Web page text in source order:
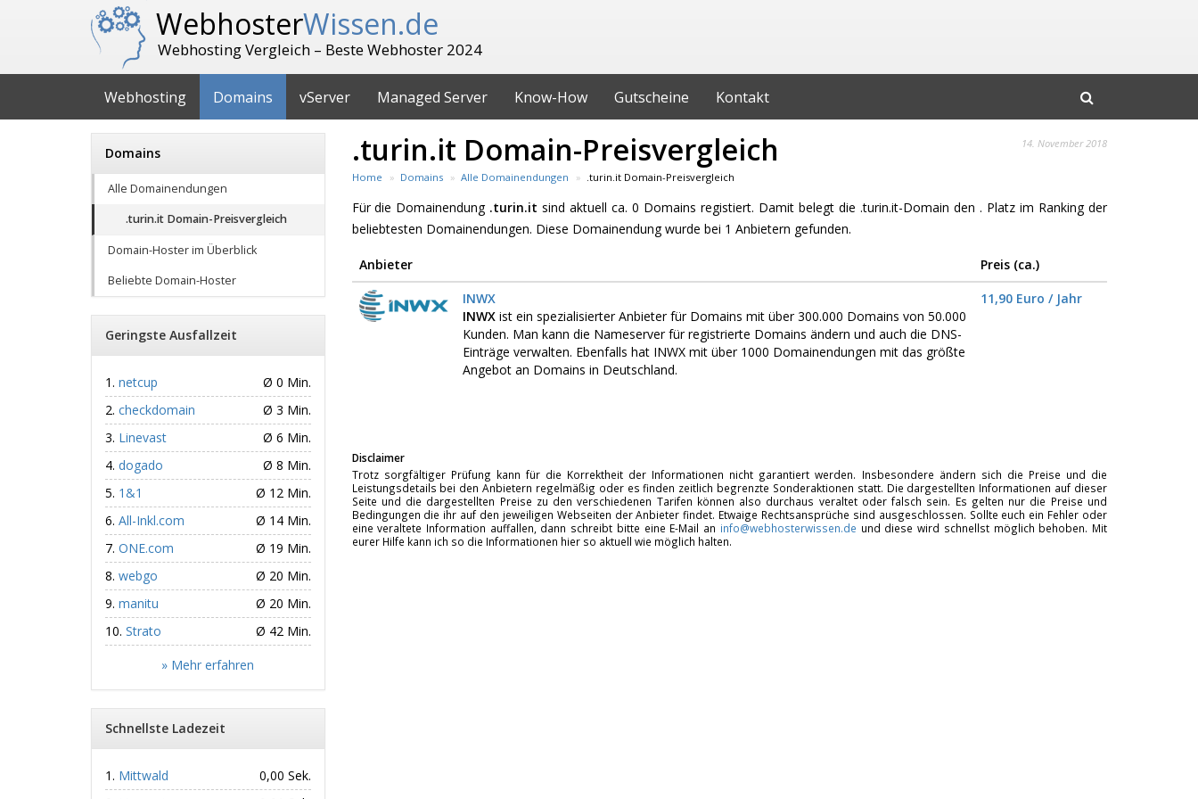
WebhosterWissen.de
Webhosting Vergleich – Beste Webhoster 2024
Webhosting Domains vServer Managed Server Know-How Gutscheine Kontakt
14. November 2018
.turin.it Domain-Preisvergleich
Home Domains Alle Domainendungen .turin.it Domain-Preisvergleich
Für die Domainendung .turin.it sind aktuell ca. 0 Domains registiert. Damit belegt die .turin.it-Domain den . Platz im Ranking der
beliebtesten Domainendungen. Diese Domainendung wurde bei 1 Anbietern gefunden.
Anbieter
Preis (ca.)
INWX
INWXist ein spezialisierter Anbieter für Domains mit über 300.000 Domains von 50.000
Kunden. Man kann die Nameserver für registrierte Domains ändern und auch die DNS-
Einträge verwalten. Ebenfalls hat INWX mit über 1000 Domainendungen mit das größte
Angebot an Domains in Deutschland.
11,90 Euro / Jahr
Disclaimer
Trotz sorgfältiger Prüfung kann für die Korrektheit der Informationen nicht garantiert werden. Insbesondere ändern sich die Preise und die
Leistungsdetails bei den Anbietern regelmäßig oder es finden zeitlich begrenzte Sonderaktionen statt. Die dargestellten Informationen auf dieser
Seite und die dargestellten Preise zu den verschiedenen Tarifen können also durchaus veraltet oder falsch sein. Es gelten nur die Preise und
Bedingungen die ihr auf den jeweiligen Webseiten der Anbieter findet. Etwaige Rechtsansprüche sind ausgeschlossen. Sollte euch ein Fehler oder
eine veraltete Information auffallen, dann schreibt bitte eine E-Mail an info@webhosterwissen.de und diese wird schnellst möglich behoben. Mit
eurer Hilfe kann ich so die Informationen hier so aktuell wie möglich halten.
Domains
Alle Domainendungen
.turin.it Domain-Preisvergleich
Domain-Hoster im Überblick
Beliebte Domain-Hoster
Geringste Ausfallzeit
netcup
Ø 0 Min.
checkdomain
Ø 3 Min.
Linevast
Ø 6 Min.
dogado
Ø 8 Min.
1&1
Ø 12 Min.
All-Inkl.com
Ø 14 Min.
ONE.com
Ø 19 Min.
webgo
Ø 20 Min.
manitu
Ø 20 Min.
Strato
Ø 42 Min.
» Mehr erfahren
Schnellste Ladezeit
Mittwald
0,00 Sek.